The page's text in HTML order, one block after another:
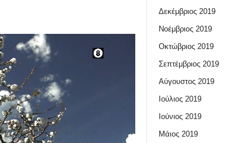
Δεκέμβριος 2019
Νοέμβριος 2019
Οκτώβριος 2019
Σεπτέμβριος 2019
Αύγουστος 2019
Ιούλιος 2019
Ιούνιος 2019
Μάιος 2019